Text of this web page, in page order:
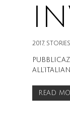
2017, STORIES
READ